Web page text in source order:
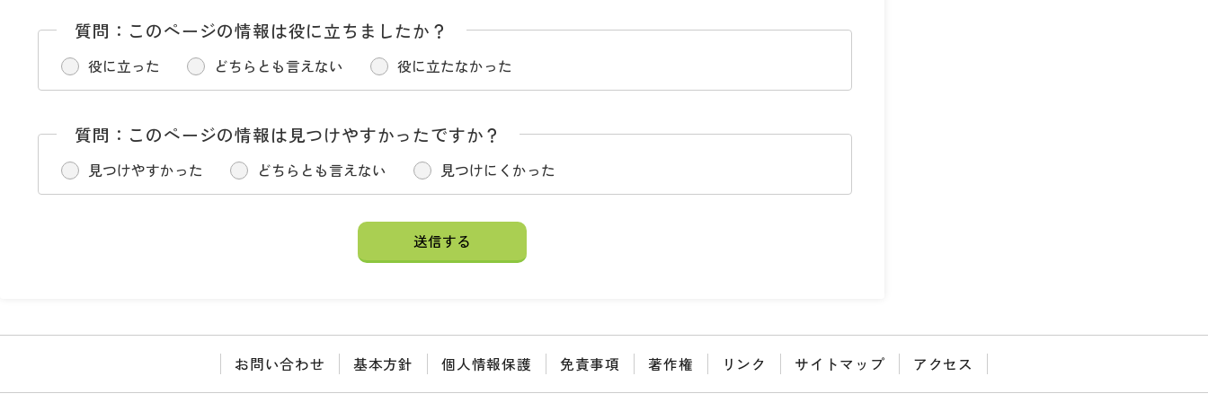
質問：このページの情報は役に立ちましたか？
役に立った どちらとも言えない 役に立たなかった
質問：このページの情報は見つけやすかったですか？
見つけやすかった どちらとも言えない 見つけにくかった
お問い合わせ 基本方針 個人情報保護 免責事項 著作権 リンク サイトマップ アクセス